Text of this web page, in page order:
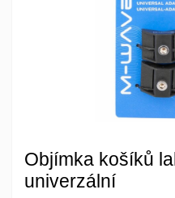
Objímka košíků
univerzální